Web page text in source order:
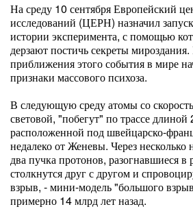
На среду 10 сентября Европейский
исследований (ЦЕРН) назначил
истории эксперимента, с помощью
дерзают постичь секреты
приближения этого события в мире
признаки массового психоза.
В следующую среду атомы со
световой, "побегут" по трассе длиной
расположенной под швейцарско-
недалеко от Женевы. Через несколько
два пучка протонов, разогнавшиеся в
столкнутся друг с другом и
взрыв, - мини-модель "большого
примерно 14 млрд лет назад.